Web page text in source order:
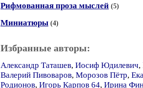
Рифмованная проза мыслей (5)
Миниатюры (4)
Избранные авторы:
Александр Таташев, Иосиф Юдилевич,
Валерий Пивоваров, Морозов Пётр,
Родионов, Игорь Карпов 64, Ирина